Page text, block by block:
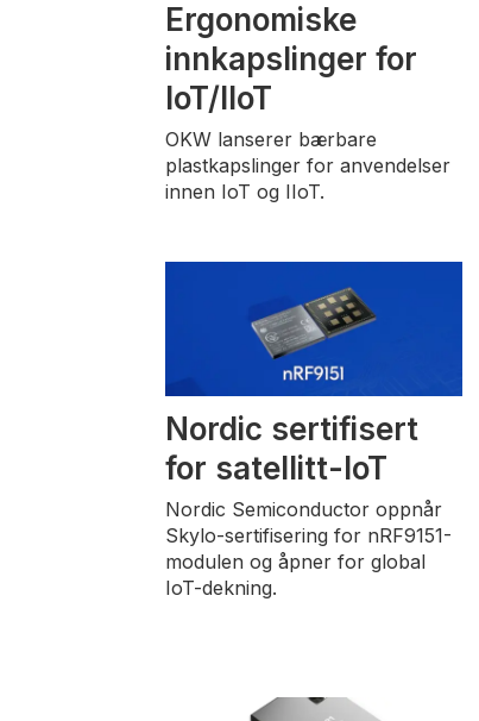
Ergonomiske
innkapslinger for
IoT/IIoT
OKW lanserer bærbare
plastkapslinger for anvendelser
innen IoT og IIoT.
Nordic sertifisert
for satellitt-IoT
Nordic Semiconductor oppnår
Skylo-sertifisering for nRF9151-
modulen og åpner for global
IoT-dekning.